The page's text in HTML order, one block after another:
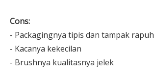
Cons:
- Packagingnya tipis dan tampak rapuh
- Kacanya kekecilan
- Brushnya kualitasnya jelek